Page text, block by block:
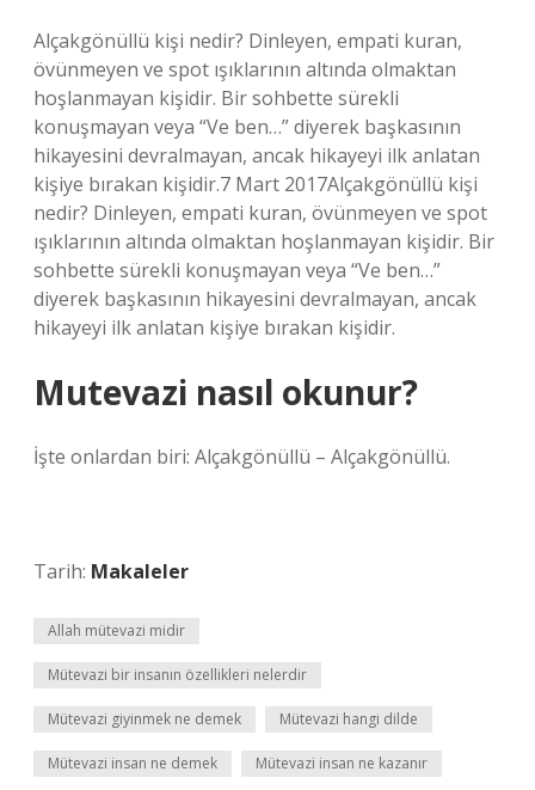
Alçakgönüllü kişi nedir? Dinleyen, empati kuran,
övünmeyen ve spot ışıklarının altında olmaktan
hoşlanmayan kişidir. Bir sohbette sürekli
konuşmayan veya “Ve ben…” diyerek başkasının
hikayesini devralmayan, ancak hikayeyi ilk anlatan
kişiye bırakan kişidir.7 Mart 2017Alçakgönüllü kişi
nedir? Dinleyen, empati kuran, övünmeyen ve spot
ışıklarının altında olmaktan hoşlanmayan kişidir. Bir
sohbette sürekli konuşmayan veya “Ve ben…”
diyerek başkasının hikayesini devralmayan, ancak
hikayeyi ilk anlatan kişiye bırakan kişidir.
Mutevazi nasıl okunur?
İşte onlardan biri: Alçakgönüllü – Alçakgönüllü.
Tarih: Makaleler
Allah mütevazi midir
Mütevazi bir insanın özellikleri nelerdir
Mütevazi giyinmek ne demek Mütevazi hangi dilde
Mütevazi insan ne demek Mütevazi insan ne kazanır